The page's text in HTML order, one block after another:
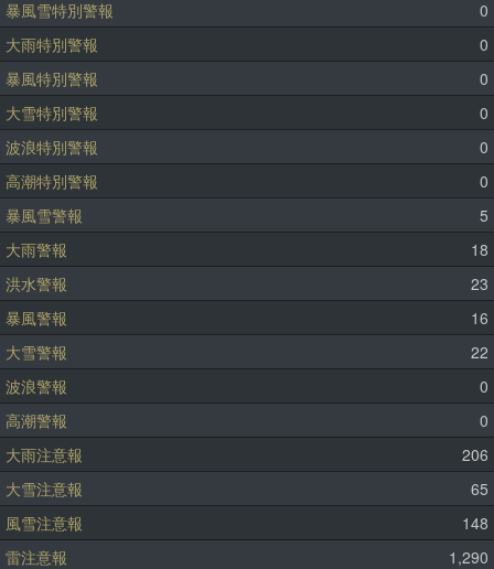
暴風雪特別警報
0
大雨特別警報
0
暴風特別警報
0
大雪特別警報
0
波浪特別警報
0
高潮特別警報
0
暴風雪警報
5
大雨警報
18
洪水警報
23
暴風警報
16
大雪警報
22
波浪警報
0
高潮警報
0
大雨注意報
206
大雪注意報
65
風雪注意報
148
雷注意報
1,290